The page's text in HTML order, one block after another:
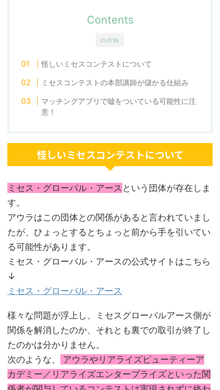
CLOSE
Contents
怪しいミセスコンテストについて
ミセスコンテストの本部講師が儲かる仕組み
マッチングアプリで嘘をついている可能性に注
意！
怪しいミセスコンテストについて
ミセス・グローバル・アース という団体が存在しま
す。
アウラはこの団体との関係があると言われていまし
たが、ひょっとするとちょっと前から手を引いてい
る可能性があります。
ミセス・グローバル・アースの公式サイトはこちら
↓
ミセス・グローバル・アース
様々な問題が浮上し、ミセスグローバルアース側が
関係を解消したのか、それとも裏での取引が終了し
たのかは分かりません。
次のような、
アウラやリアライズビューティーア
カデミー／リアライズエンタープライズといった関